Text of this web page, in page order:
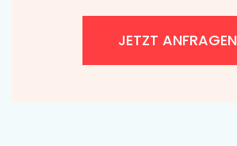
JETZT ANFRAGEN